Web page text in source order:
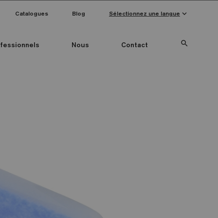
Nous Contact search
Catalogues Blog Sélectionnez une langue keyboard_arrow_down